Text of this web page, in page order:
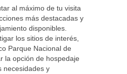
al máximo de tu visita
más destacadas y
disponibles.
los sitios de interés,
Parque Nacional de
la opción de hospedaje
necesidades y